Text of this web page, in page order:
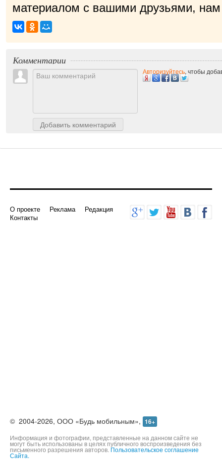
материалом с вашими друзьями, нам
Комментарии
Добавить комментарий
Авторизуйтесь, чтобы
О проекте Реклама
Редакция
Контакты
© 2004-2026, ООО «Будь мобильным», 16+
Информация и фотографии, представленные на данном сайте не
могут быть использованы в целях публичного воспроизведения без
письменного разрешения авторов. Пользовательское соглашение
Сайта.